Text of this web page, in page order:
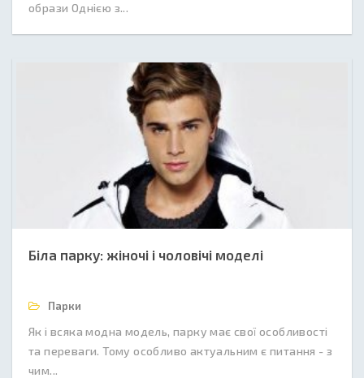
образи Однією з...
Біла парку: жіночі і чоловічі моделі
Парки
Як і всяка модна модель, парку має свої особливості
та переваги. Тому особливо актуальним є питання - з
чим...